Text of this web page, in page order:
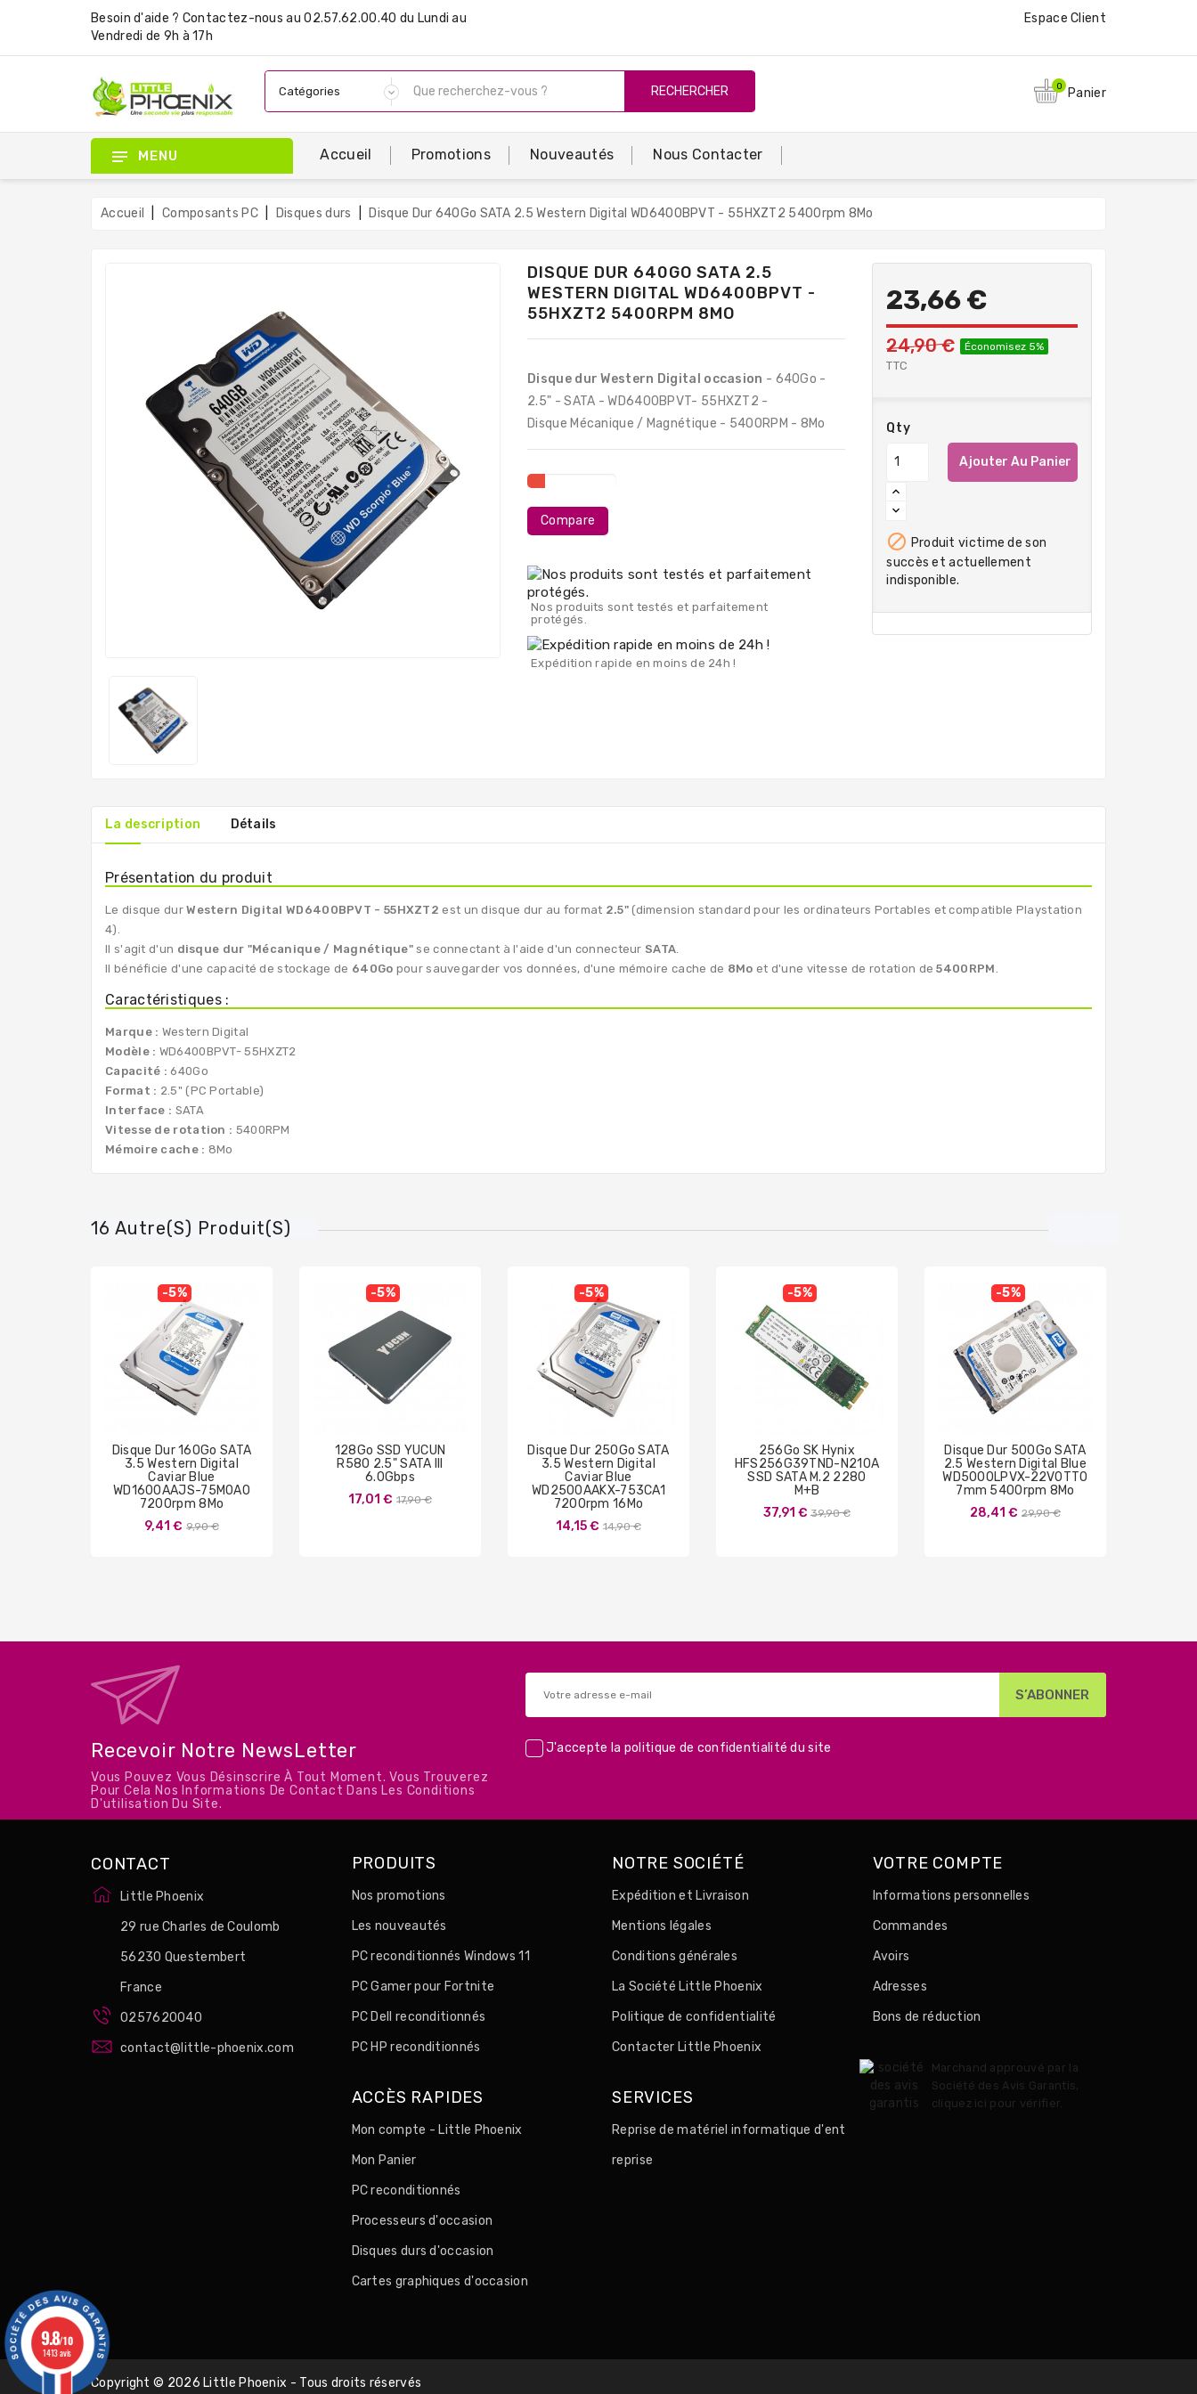
Besoin d'aide ? Contactez-nous au 02.57.62.00.40 du Lundi au
Vendredi de 9h à 17h
Espace Client
RECHERCHER 0 Panier
MENU Accueil Promotions Nouveautés Nous Contacter
Accueil Composants PC Disques durs Disque Dur 640Go SATA 2.5 Western Digital WD6400BPVT - 55HXZT2 5400rpm 8Mo
DISQUE DUR 640GO SATA 2.5
WESTERN DIGITAL WD6400BPVT -
55HXZT2 5400RPM 8MO
Disque dur Western Digital occasion - 640Go -
2.5" - SATA - WD6400BPVT- 55HXZT2 -
Disque Mécanique / Magnétique - 5400RPM - 8Mo
Compare
Nos produits sont testés et parfaitement
protégés.
Expédition rapide en moins de 24h !
23,66 €
24,90 € Économisez 5%
TTC
Qty
Ajouter Au Panier
 Produit victime de son
succès et actuellement
indisponible.
La description Détails
Présentation du produit
Le disque durWestern Digital WD6400BPVT - 55HXZT2 est un disque dur au format 2.5"(dimension standard pour les ordinateurs Portables et compatible Playstation
4).
Il s'agit d'un disque dur "Mécanique / Magnétique" se connectant à l'aide d'un connecteur SATA
Il bénéficie d'une capacité de stockage de 640Go pour sauvegarder vos données, d'une mémoire cache de 8Mo et d'une vitesse de rotation de5400RPM
Caractéristiques :
Marque : Western Digital
Modèle : WD6400BPVT- 55HXZT2
Capacité : 640Go
Format : 2.5" (PC Portable)
Interface : SATA
Vitesse de rotation : 5400RPM
Mémoire cache : 8Mo
16 Autre(s) Produit(s)
-5%
Disque Dur 160Go SATA
3.5 Western Digital
Caviar Blue
WD1600AAJS-75M0A0
7200rpm 8Mo
9,41 € Prix
9,90 €
-5%
128Go SSD YUCUN
R580 2.5" SATA III
6.0Gbps
17,01 € Prix
17,90 €
-5%
Disque Dur 250Go SATA
3.5 Western Digital
Caviar Blue
WD2500AAKX-753CA1
7200rpm 16Mo
14,15 € Prix
14,90 €
-5%
256Go SK Hynix
HFS256G39TND-N210A
SSD SATA M.2 2280
M+B
37,91 € Prix
39,90 €
-5%
Disque Dur 500Go SATA
2.5 Western Digital Blue
WD5000LPVX-22V0TT0
7mm 5400rpm 8Mo
28,41 € Prix
29,90 €
Recevoir Notre NewsLetter
Vous Pouvez Vous Désinscrire À Tout Moment. Vous Trouverez
Pour Cela Nos Informations De Contact Dans Les Conditions
D'utilisation Du Site.
J'accepte la politique de confidentialité du site
CONTACT
Little Phoenix
29 rue Charles de Coulomb
56230 Questembert
France
0257620040
contact@little-phoenix.com
PRODUITS
Nos promotions
Les nouveautés
PC reconditionnés Windows 11
PC Gamer pour Fortnite
PC Dell reconditionnés
PC HP reconditionnés
NOTRE SOCIÉTÉ
Expédition et Livraison
Mentions légales
Conditions générales
La Société Little Phoenix
Politique de confidentialité
Contacter Little Phoenix
ACCÈS RAPIDES
Mon compte - Little Phoenix
Mon Panier
PC reconditionnés
Processeurs d'occasion
Disques durs d'occasion
Cartes graphiques d'occasion
SERVICES
Reprise de matériel informatique d'ent
reprise
VOTRE COMPTE
Informations personnelles
Commandes
Avoirs
Adresses
Bons de réduction
Marchand approuvé par la
Société des Avis Garantis,
cliquez ici pour vérifier.
Copyright © 2026 Little Phoenix - Tous droits réservés
9.8/10
1413 avis